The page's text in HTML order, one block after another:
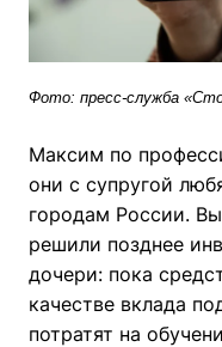
Фото: пресс-служба
Максим по
они с супругой
городам России.
решили позднее
дочери: пока
качестве вклада
потратят на